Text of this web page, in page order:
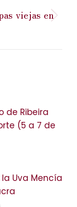
viejas en
de Ribeira
(5 a 7 de
Uva Mencía